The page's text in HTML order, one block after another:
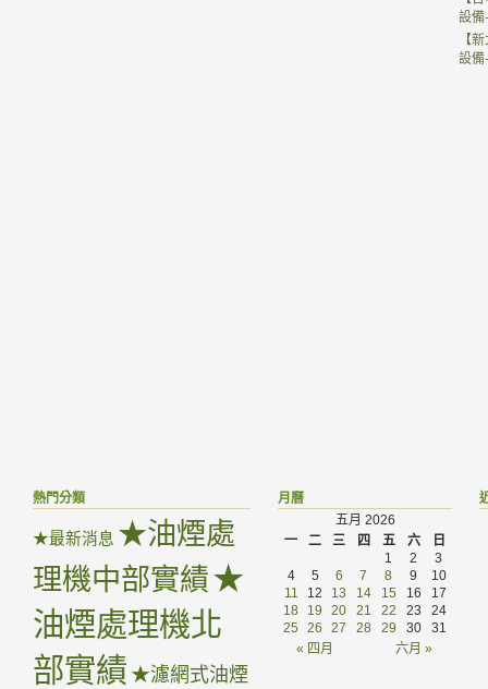
設備
【
設備
熱門分類
★最新消息 ★油煙處
理機中部實績★
油煙處理機北
部實績 ★濾網式油煙
月曆
五月 2026
一
二 三 四 五 六 日
« 四月 六月 »
1 2
3
4
5 6 7 8 9
10
11
12 13 14 15 16
17
18
19 20 21 22 23
24
25
26 27 28 29 30 31